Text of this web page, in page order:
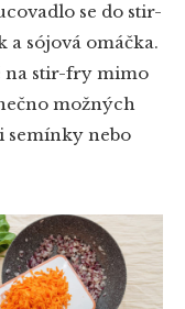
se do stir-
a sójová omáčka.
na stir-fry mimo
možných
semínky nebo